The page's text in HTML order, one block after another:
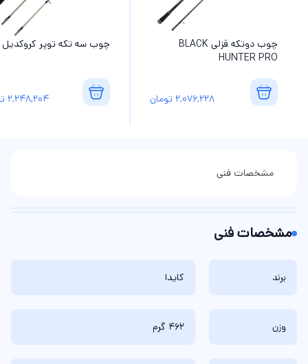
چوب دوتکه قزلی BLACK
HUNTER PRO
2,076,228 تومان
چوب سه تکه توپر کروکدیل
2,248,204
مشخصات فنی
مشخصات فنی
برند کایدا
وزن 462 گرم